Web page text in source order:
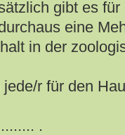
gibt es
eine
in der
r für den
.